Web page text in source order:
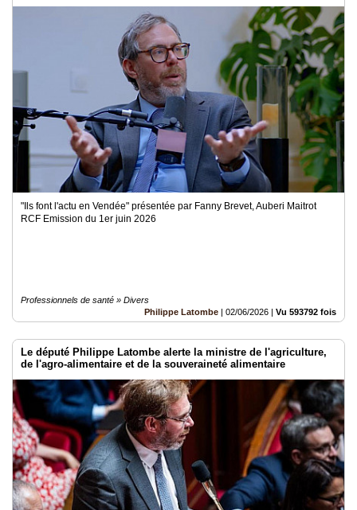
"Ils font l'actu en Vendée" présentée par Fanny Brevet, Auberi Maitrot
RCF Emission du 1er juin 2026
Professionnels de santé » Divers
Philippe Latombe | 02/06/2026 | Vu 593792 fois
Le député Philippe Latombe alerte la ministre de l'agriculture,
de l'agro-alimentaire et de la souveraineté alimentaire